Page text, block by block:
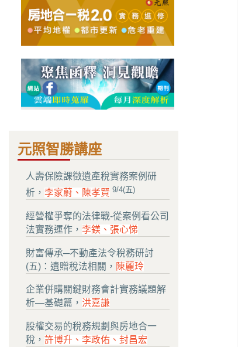
元照智勝講座
人壽保險課徵遺產稅實務案例研
析，李家蔚、陳孝賢 9/4(五)
經營權爭奪的法律戰-從案例看公司
法實務運作，李鎂、張心悌
財富傳承─不動產法令稅務研討
(五)：遺贈稅法相關， 陳麗玲
企業併購關鍵財務會計實務議題解
析—基礎篇， 洪嘉謙
股權交易的稅務規劃與房地合一
稅，許博升、李政佑、封昌宏